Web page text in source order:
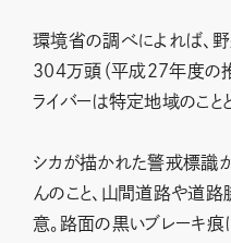
環境省の調べによれば、
304万頭（平成27年度の
ライバーは特定地域のこと
シカが描かれた警戒標識
んのこと、山間道路や道
意。路面の黒いブレーキ痕